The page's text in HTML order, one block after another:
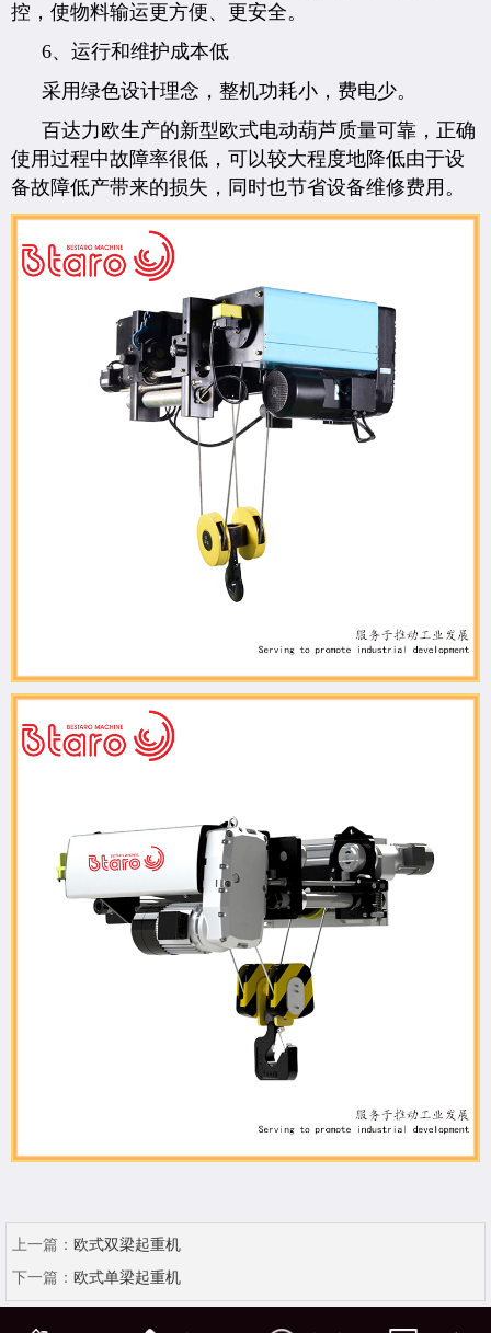
控，使物料输运更方便、更安全。
6、运行和维护成本低
采用绿色设计理念，整机功耗小，费电少。
百达力欧生产的新型欧式电动葫芦质量可靠，正确
使用过程中故障率很低，可以较大程度地降低由于设
备故障低产带来的损失，同时也节省设备维修费用。
上一篇： 欧式双梁起重机
下一篇： 欧式单梁起重机